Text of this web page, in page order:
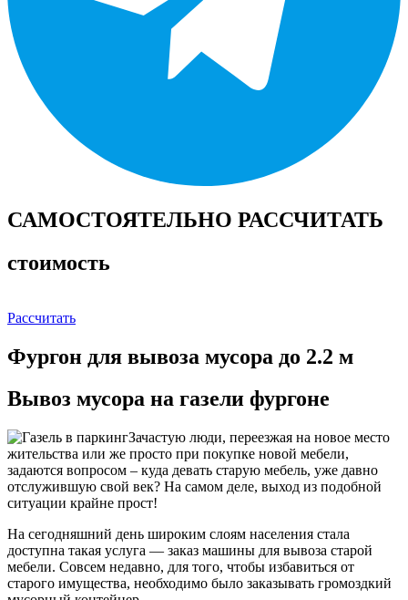
САМОСТОЯТЕЛЬНО РАССЧИТАТЬ
стоимость
Рассчитать
Фургон для вывоза мусора до 2.2 м
Вывоз мусора на газели фургоне
Зачастую люди, переезжая на новое место
жительства или же просто при покупке новой мебели,
задаются вопросом – куда девать старую мебель, уже давно
отслужившую свой век? На самом деле, выход из подобной
ситуации крайне прост!
На сегодняшний день широким слоям населения стала
доступна такая услуга — заказ машины для вывоза старой
мебели. Совсем недавно, для того, чтобы избавиться от
старого имущества, необходимо было заказывать громоздкий